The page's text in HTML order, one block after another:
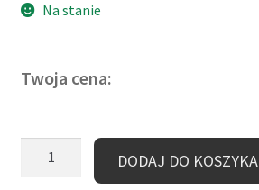
Na stanie
Twoja cena:
DODAJ DO KOSZYKA